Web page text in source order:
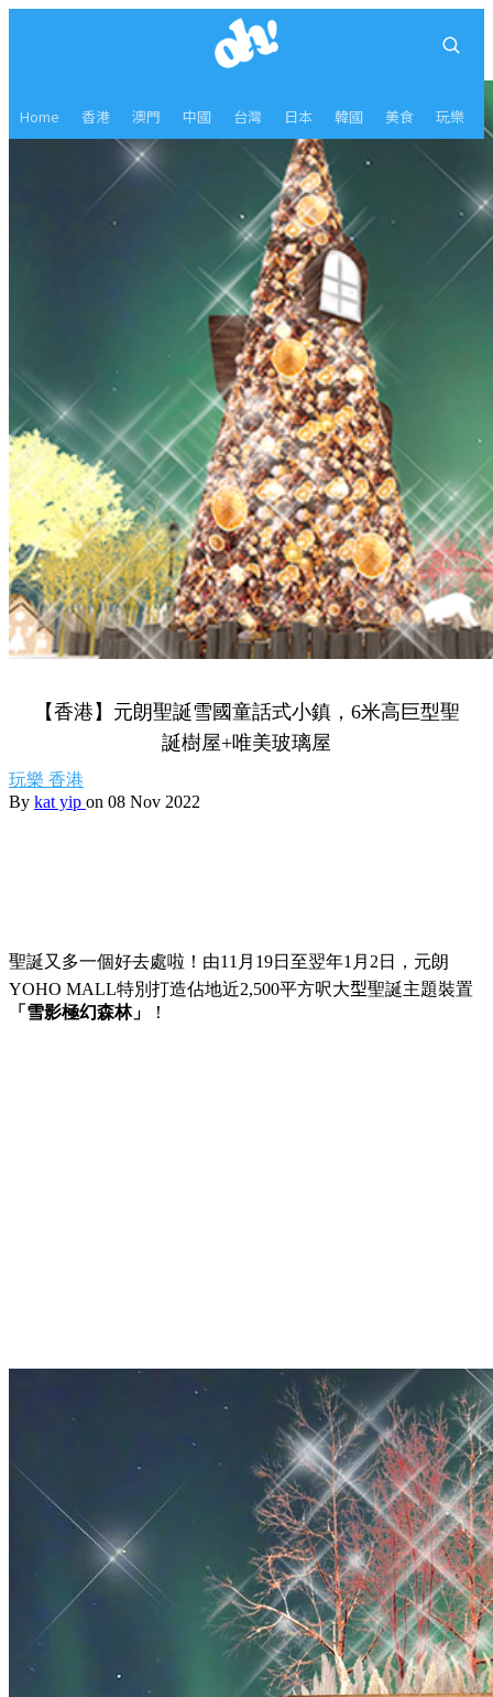
Home 香港 澳門 中國 台灣 日本 韓國 美食 玩樂
【香港】元朗聖誕雪國童話式小鎮，6米高巨型聖
誕樹屋+唯美玻璃屋
玩樂 香港
By kat yip on 08 Nov 2022
聖誕又多一個好去處啦！由11 月 19日至翌年1 月 2 日，元朗
YOHO MALL特別打造佔地近2,500平方呎大型聖誕主題裝置
「雪影極幻森林」
！